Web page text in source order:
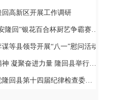
回高新区开展工作调研
回”银花百合杯厨艺争霸赛启动
等县领导开展“八一”慰问活动
进力量 隆回县举行纪念红军长征胜利90周年活动
十四届纪律检查委员会举行第一次全体会议